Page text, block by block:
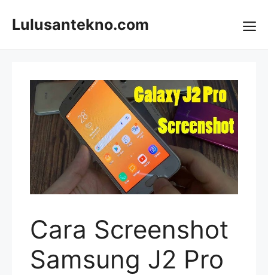
Lulusantekno.com
Cara Screenshot
Samsung J2 Pro